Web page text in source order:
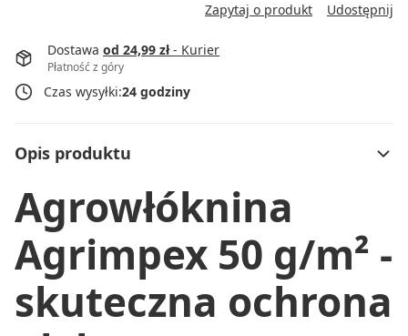
Zapytaj o produkt Udostępnij
Dostawa od 24,99 zł- Kurier
Płatność z góry
Czas wysyłki:24 godziny
Opis produktu
Agrowłóknina
Agrimpex 50 g/m² -
skuteczna ochrona